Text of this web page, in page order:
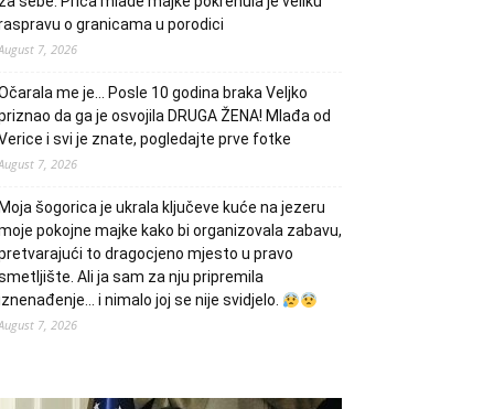
o granicama u porodici
7, 2026
me je… Posle 10 godina braka Veljko
da ga je osvojila DRUGA ŽENA! Mlađa od
i svi je znate, pogledajte prve fotke
7, 2026
šogorica je ukrala ključeve kuće na jezeru
pokojne majke kako bi organizovala zabavu,
to dragocjeno mjesto u pravo
Ali ja sam za nju pripremila
i nimalo joj se nije svidjelo.
7, 2026